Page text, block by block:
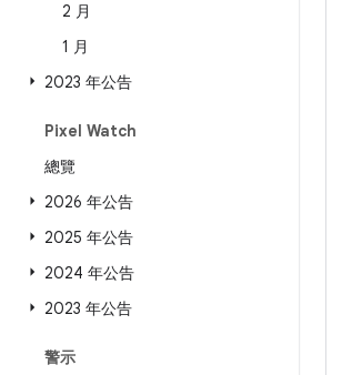
2 月
1 月
2023 年公告
Pixel Watch
總覽
2026 年公告
2025 年公告
2024 年公告
2023 年公告
警示